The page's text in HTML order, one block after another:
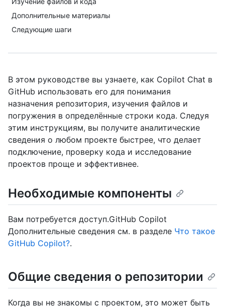
Дополнительные материалы
Следующие шаги
В этом руководстве вы узнаете, как Copilot Chat в
GitHub использовать его для понимания
назначения репозитория, изучения файлов и
погружения в определённые строки кода. Следуя
этим инструкциям, вы получите аналитические
сведения о любом проекте быстрее, что делает
подключение, проверку кода и исследование
проектов проще и эффективнее.
Необходимые компоненты
Вам потребуется доступ.GitHub Copilot
Дополнительные сведения см. в разделе Что такое
GitHub Copilot?.
Общие сведения о репозитории
Когда вы не знакомы с проектом, это может быть